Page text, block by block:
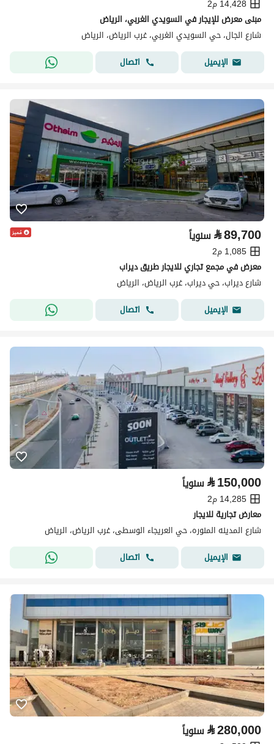
14,428 م2
مبنى معرض للإيجار في السويدي الغربي، الرياض
شارع الجال، حي السويدي الغربي، غرب الرياض، الرياض
الإيميل
اتصال
⃁89,700 سنوياً
1,085 م2
معرض في مجمع تجاري للايجار طريق ديراب
شارع ديراب، حي ديراب، غرب الرياض، الرياض
الإيميل
اتصال
⃁150,000 سنوياً
14,285 م2
معارض تجارية للايجار
شارع المدينه المنوره، حي العريجاء الوسطى، غرب الرياض، الرياض
الإيميل
اتصال
⃁280,000 سنوياً